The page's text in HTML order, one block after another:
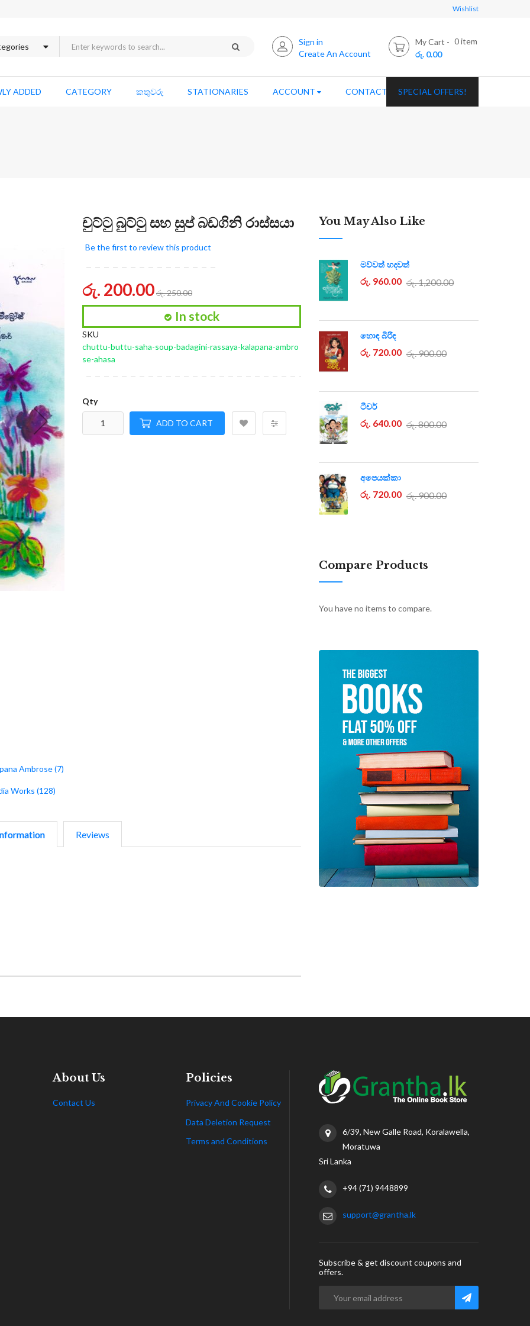
Wishlist
Sign in
Create An Account
My Cart 0item
රු. 0.00
ADDED CATEGORY කතුවරු STATIONARIES ACCOUNT CONTACT USSPECIAL OFFERS!
චුට්ටු බුට්ටු සහ සුප් බඩගිනි රාස්සයා
Be the first to review this product
රු. 200.00රු. 250.00
In stock
SKU
chuttu-buttu-saha-soup-badagini-rassaya-kalapana-ambro
se-ahasa
Qty
ADD TO CART
images
gallery
Ambrose (7)
Works (128)
Reviews
You May Also Like
මව්වත් හදවත්
රු. 960.00 රු. 1,200.00
හොඳ බිරිඳ
රු. 720.00 රු. 900.00
ටීචර්
රු. 640.00 රු. 800.00
අපෙයක්කා
රු. 720.00 රු. 900.00
Compare Products
You have no items to compare.
About Us
Contact Us
Policies
Privacy And Cookie Policy
Data Deletion Request
Terms and Conditions
6/39, New Galle Road, Koralawella,
Moratuwa
Sri Lanka
+94 (71) 9448899
support@grantha.lk
Subscribe & get discount coupons and
offers.